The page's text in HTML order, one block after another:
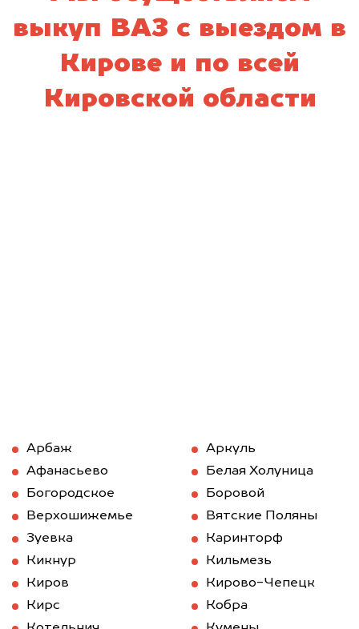
выкуп ВАЗ с выездом в
Кирове и по всей
Кировской области
Арбаж
Аркуль
Афанасьево
Белая Холуница
Богородское
Боровой
Верхошижемье
Вятские Поляны
Зуевка
Каринторф
Кикнур
Кильмезь
Киров
Кирово-Чепецк
Кирс
Кобра